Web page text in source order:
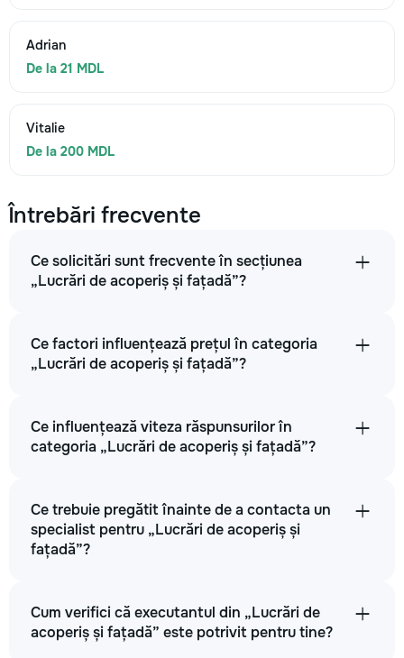
Adrian
De la 21 MDL
Vitalie
De la 200 MDL
Întrebări frecvente
Ce solicitări sunt frecvente în secțiunea
„Lucrări de acoperiș și fațadă”?
Ce factori influențează prețul în categoria
„Lucrări de acoperiș și fațadă”?
Ce influențează viteza răspunsurilor în
categoria „Lucrări de acoperiș și fațadă”?
Ce trebuie pregătit înainte de a contacta un
specialist pentru „Lucrări de acoperiș și
fațadă”?
Cum verifici că executantul din „Lucrări de
acoperiș și fațadă” este potrivit pentru tine?